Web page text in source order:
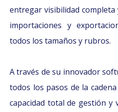
entregar visibilidad
importaciones y
todos los tamaños y rubros.
A través de su innovador
todos los pasos de la
capacidad total de gestión y